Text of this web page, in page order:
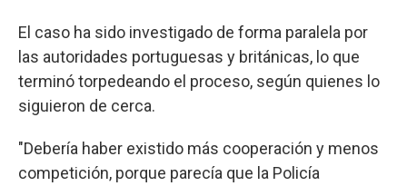
El caso ha sido investigado de forma paralela por
las autoridades portuguesas y británicas, lo que
terminó torpedeando el proceso, según quienes lo
siguieron de cerca.
"Debería haber existido más cooperación y menos
competición, porque parecía que la Policía